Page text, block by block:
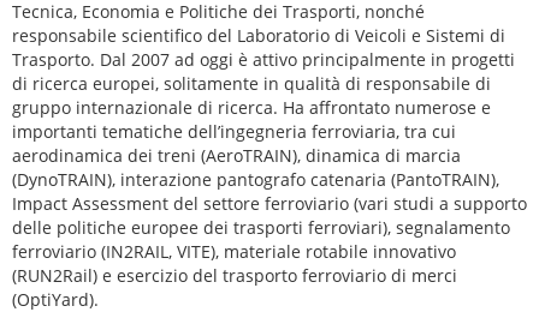
Tecnica, Economia e Politiche dei Trasporti, nonché
responsabile scientifico del Laboratorio di Veicoli e Sistemi di
Trasporto. Dal 2007 ad oggi è attivo principalmente in progetti
di ricerca europei, solitamente in qualità di responsabile di
gruppo internazionale di ricerca. Ha affrontato numerose e
importanti tematiche dell’ingegneria ferroviaria, tra cui
aerodinamica dei treni (AeroTRAIN), dinamica di marcia
(DynoTRAIN), interazione pantografo catenaria (PantoTRAIN),
Impact Assessment del settore ferroviario (vari studi a supporto
delle politiche europee dei trasporti ferroviari), segnalamento
ferroviario (IN2RAIL, VITE), materiale rotabile innovativo
(RUN2Rail) e esercizio del trasporto ferroviario di merci
(OptiYard).